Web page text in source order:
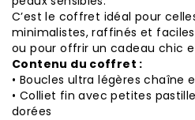
C’est le coffret idéal pour
minimalistes, raffinés et
ou pour offrir un cadeau chic
Contenu du coffret :
• Boucles ultra légères chaîne
• Colliet fin avec petites
dorées